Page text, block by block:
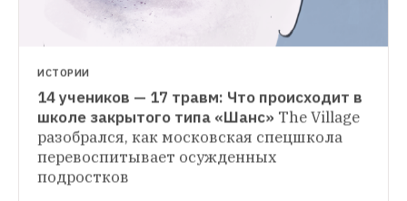
ИСТОРИИ
14 учеников — 17 травм: Что происходит в
школе закрытого типа «Шанс» The Village
разобрался, как московская спецшкола
перевоспитывает осужденных
подростков